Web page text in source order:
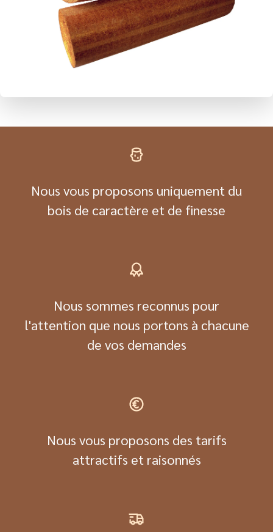
Nous vous proposons uniquement du
bois de caractère et de finesse
Nous sommes reconnus pour
l'attention que nous portons à chacune
de vos demandes
Nous vous proposons des tarifs
attractifs et raisonnés